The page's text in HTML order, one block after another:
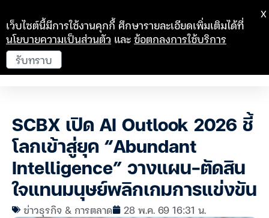
SCBX เปิด AI Outlook 2026 ชี้
โลกเข้าสู่ยุค “Abundant
Intelligence” วางแผน-ตัดสิน
ใจแทนมนุษย์พลิกเกมการแข่งขัน
ข่าวธุรกิจ & การตลาด 28 พ.ค. 69 16:31 น.
เว็บไซต์นี้มีการใช้งานคุกกี้ ศึกษารายละเอียดเพิ่มเติมได้ที่
นโยบายความเป็นส่วนตัว และข้อตกลงการใช้บริการ
รับทราบ
X